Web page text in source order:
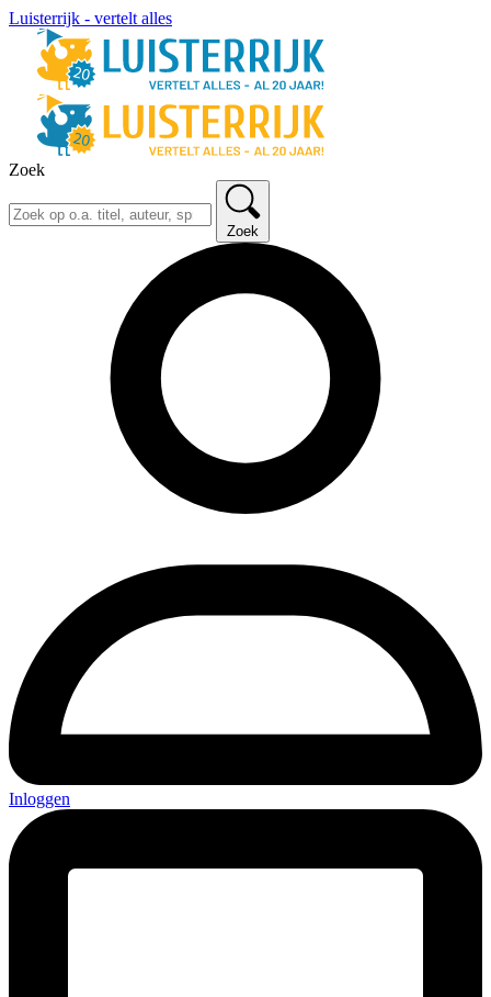
Luisterrijk - vertelt alles
Zoek
Zoek
Inloggen